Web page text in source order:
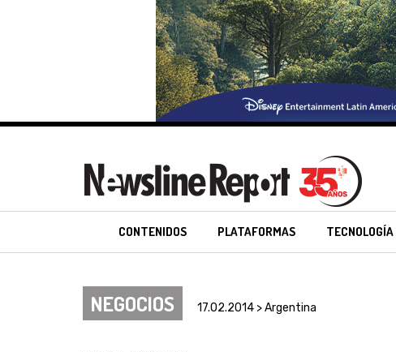
CONTENIDOS PLATAFORMAS TECNOLOGÍA
NEGOCIOS 17.02.2014 > Argentina